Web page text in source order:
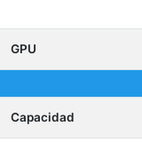
GPU
Capacidad